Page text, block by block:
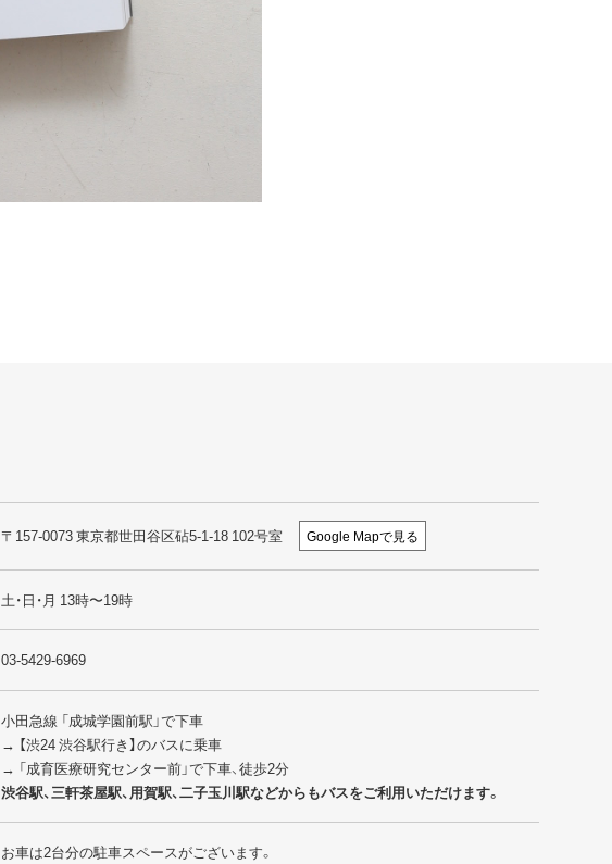
〒157-0073 東京都世田谷区砧5-1-18 102号室 Google Mapで見る
土・日・月 13時〜19時
03-5429-6969
小田急線 「成城学園前駅」で下車
→ 【渋24 渋谷駅行き】のバスに乗車
→ 「成育医療研究センター前」で下車、徒歩2分
渋谷駅、三軒茶屋駅、用賀駅、二子玉川駅などからもバスをご利用いただけます。
お車は2台分の駐車スペースがございます。